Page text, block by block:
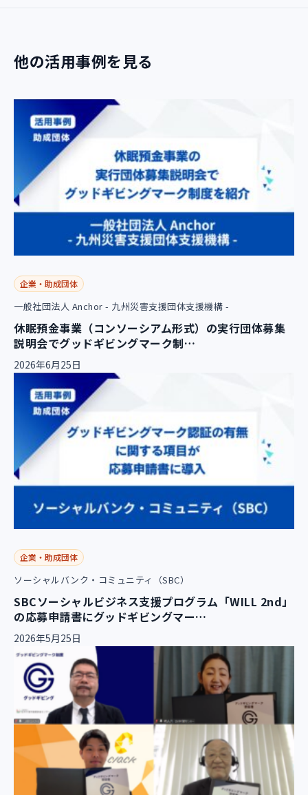
他の活用事例を見る
企業・助成団体
一般社団法人 Anchor - 九州災害支援団体支援機構 -
休眠預金事業（コンソーシアム形式）の実行団体募集
説明会でグッドギビングマーク制…
2026年6月25日
企業・助成団体
ソーシャルバンク・コミュニティ（SBC）
SBCソーシャルビジネス支援プログラム「WILL 2nd」
の応募申請書にグッドギビングマー…
2026年5月25日